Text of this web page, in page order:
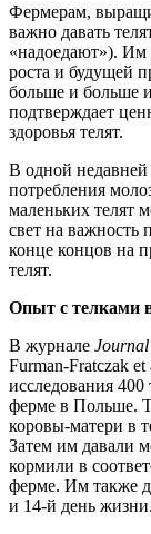
Фермерам,
важно давать
«надоедают»). Им
роста и будущей
больше и больше
подтверждает
здоровья телят.
В одной недавней
потребления
маленьких телят
свет на важность
конце концов на
телят.
Опыт с телками
В журнале Journal
Furman-Fratczak
исследования
ферме в Польше.
коровы-матери в
Затем им давали
кормили в
ферме. Им также
и 14-й день жизни.